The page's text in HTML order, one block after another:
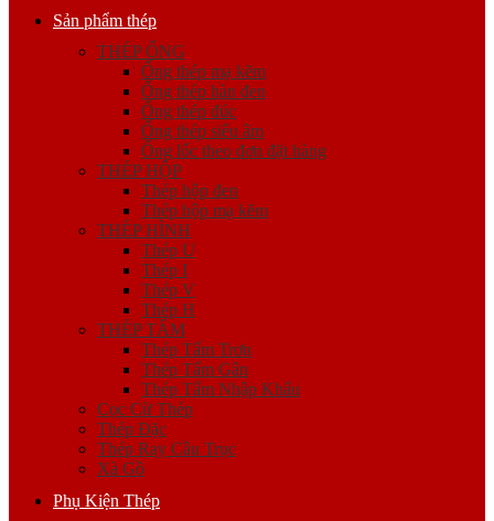
Sản phẩm thép
THÉP ỐNG
Ống thép mạ kẽm
Ống thép hàn đen
Ống thép đúc
Ống thép siêu âm
Ống lốc theo đơn đặt hàng
THÉP HỘP
Thép hộp đen
Thép hộp mạ kẽm
THÉP HÌNH
Thép U
Thép I
Thép V
Thép H
THÉP TẤM
Thép Tấm Trơn
Thép Tấm Gân
Thép Tấm Nhập Khẩu
Cọc Cừ Thép
Thép Đặc
Thép Ray Cầu Trục
Xà Gồ
Phụ Kiện Thép